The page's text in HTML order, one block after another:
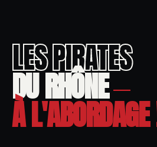
LES PIRATES
DU RHÔNE —
À